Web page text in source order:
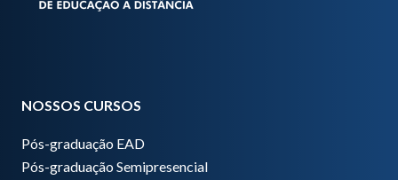
NOSSOS CURSOS
Pós-graduação EAD
Pós-graduação Semipresencial